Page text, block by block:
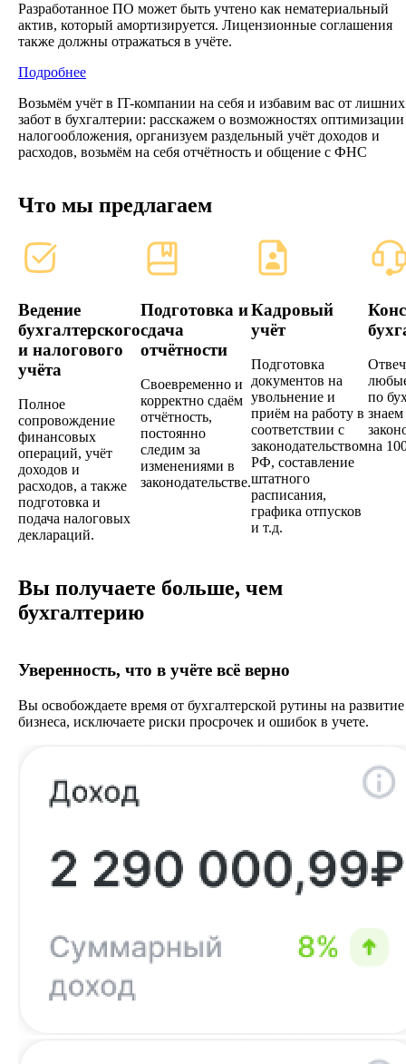
Разработанное ПО может быть учтено как нематериальный
актив, который амортизируется. Лицензионные соглашения
также должны отражаться в учёте.
Подробнее
Возьмём учёт в IT-компании на себя и избавим вас от лишних
забот в бухгалтерии: расскажем о возможностях оптимизации
налогообложения, организуем раздельный учёт доходов и
расходов, возьмём на себя отчётность и общение с ФНС
Что мы предлагаем
Ведение
бухгалтерского
и налогового
учёта
Полное
сопровождение
финансовых
операций, учёт
доходов и
расходов, а также
подготовка и
подача налоговых
деклараций.
Подготовка и
сдача
отчётности
Своевременно и
корректно сдаём
отчётность,
постоянно
следим за
изменениями в
законодательстве.
Кадровый
учёт
Подготовка
документов на
увольнение и
приём на работу в
соответствии с
законодательством
РФ, составление
штатного
расписания,
графика отпусков
и т.д.
по
знаем
на
Вы получаете больше, чем
бухгалтерию
Уверенность, что в учёте всё верно
Вы освобождаете время от бухгалтерской рутины на развитие
бизнеса, исключаете риски просрочек и ошибок в учете.